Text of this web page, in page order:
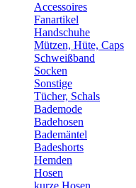
Accessoires
Fanartikel
Handschuhe
Mützen, Hüte, Caps
Schweißband
Socken
Sonstige
Tücher, Schals
Bademode
Badehosen
Bademäntel
Badeshorts
Hemden
Hosen
kurze Hosen